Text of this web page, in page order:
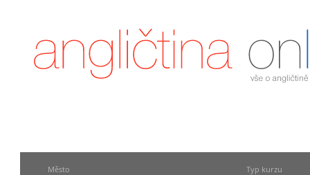
Město Typ kurzu